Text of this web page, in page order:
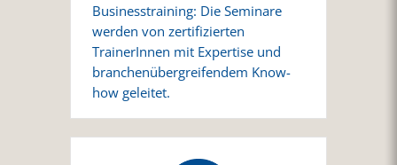
Businesstraining: Die Seminare
werden von zertifizierten
TrainerInnen mit Expertise und
branchenübergreifendem Know-
how geleitet.